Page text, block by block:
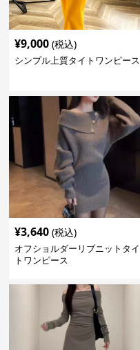
¥9,000 (税込)
シンプル上質タイトワンピース
¥3,640 (税込)
オフショルダーリブニットタイ
トワンピース